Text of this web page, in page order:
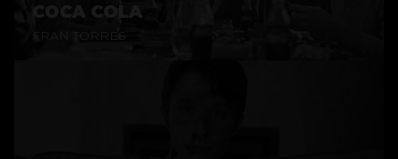
COCA COLA
FRAN TORRES